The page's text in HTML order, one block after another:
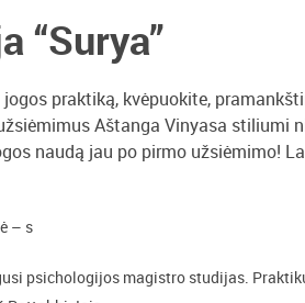
“Surya”
praktiką, kvėpuokite,
Aštanga Vinyasa stiliumi
naudą jau po pirmo užsiėmimo!
– s
psichologijos magistro studijas.